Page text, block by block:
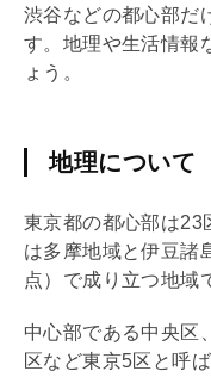
渋谷などの都心部だ
す。地理や生活情報
ょう。
地理について
東京都の都心部は23
は多摩地域と伊豆諸
点）で成り立つ地域
中心部である中央区
区など東京5区と呼